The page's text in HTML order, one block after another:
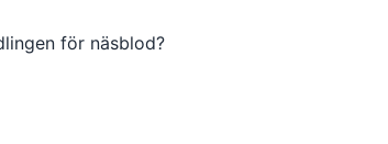
för näsblod?